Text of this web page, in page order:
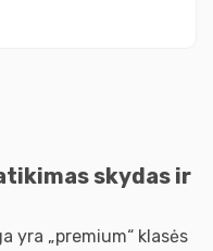
skydas ir
yra „premium“ klasės